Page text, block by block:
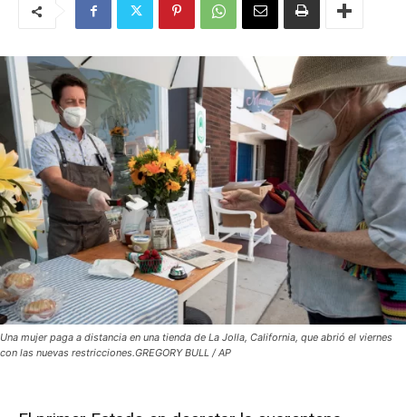
Una mujer paga a distancia en una tienda de La Jolla, California, que abrió el viernes
con las nuevas restricciones.GREGORY BULL / AP